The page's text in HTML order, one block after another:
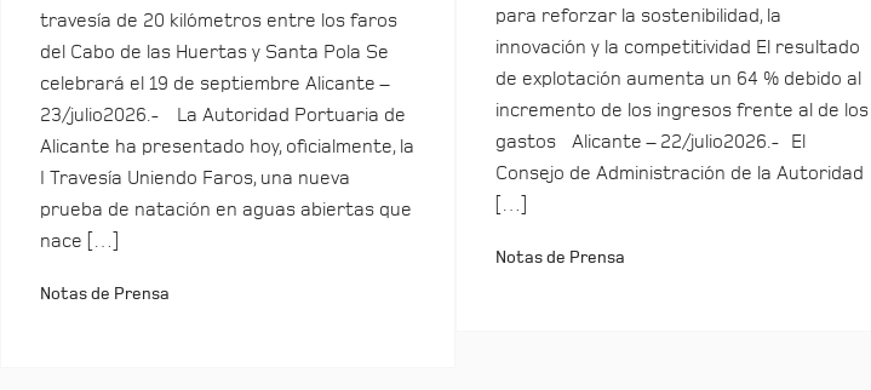
travesía de 20 kilómetros entre los faros
del Cabo de las Huertas y Santa Pola Se
celebrará el 19 de septiembre Alicante –
23/julio2026.- La Autoridad Portuaria de
Alicante ha presentado hoy, oficialmente, la
I Travesía Uniendo Faros, una nueva
prueba de natación en aguas abiertas que
nace […]
Notas de Prensa
para reforzar la sostenibilidad, la
innovación y la competitividad El resultado
de explotación aumenta un 64 % debido al
incremento de los ingresos frente al de los
gastos Alicante – 22/julio2026.- El
Consejo de Administración de la Autoridad
Notas de Prensa